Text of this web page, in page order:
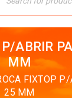
ABRIR
MM
FIXTOP
25 MM